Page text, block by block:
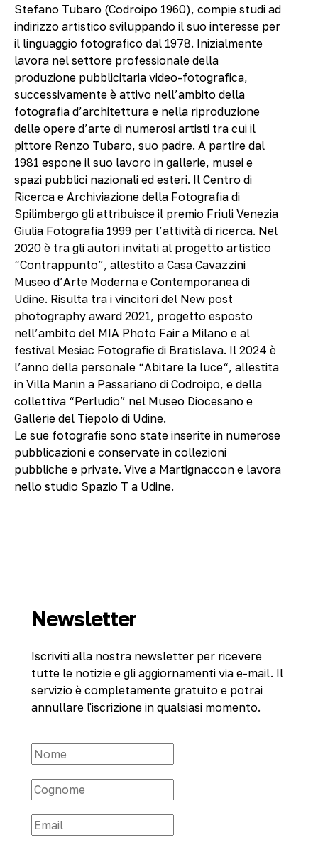
Stefano Tubaro (Codroipo 1960), compie studi ad
indirizzo artistico sviluppando il suo interesse per
il linguaggio fotografico dal 1978. Inizialmente
lavora nel settore professionale della
produzione pubblicitaria video-fotografica,
successivamente è attivo nell’ambito della
fotografia d’architettura e nella riproduzione
delle opere d’arte di numerosi artisti tra cui il
pittore Renzo Tubaro, suo padre. A partire dal
1981 espone il suo lavoro in gallerie, musei e
spazi pubblici nazionali ed esteri. Il Centro di
Ricerca e Archiviazione della Fotografia di
Spilimbergo gli attribuisce il premio Friuli Venezia
Giulia Fotografia 1999 per l’attività di ricerca. Nel
2020 è tra gli autori invitati al progetto artistico
“Contrappunto”, allestito a Casa Cavazzini
Museo d’Arte Moderna e Contemporanea di
Udine. Risulta tra i vincitori del New post
photography award 2021, progetto esposto
nell’ambito del MIA Photo Fair a Milano e al
festival Mesiac Fotografie di Bratislava. Il 2024 è
l’anno della personale “Abitare la luce“, allestita
in Villa Manin a Passariano di Codroipo, e della
collettiva “Perludio” nel Museo Diocesano e
Gallerie del Tiepolo di Udine.
Le sue fotografie sono state inserite in numerose
pubblicazioni e conservate in collezioni
pubbliche e private. Vive a Martignaccon e lavora
nello studio Spazio T a Udine.
Newsletter
Iscriviti alla nostra newsletter per ricevere
tutte le notizie e gli aggiornamenti via e-mail. Il
servizio è completamente gratuito e potrai
annullare l'iscrizione in qualsiasi momento.